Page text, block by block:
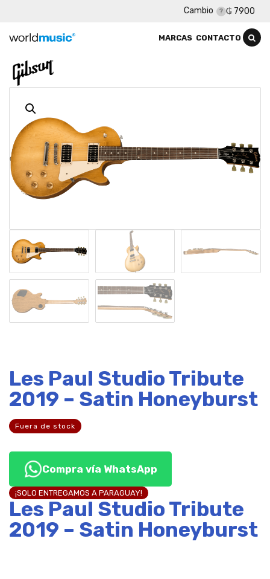
Cambio ₲ 7900
MARCAS CONTACTO
Les Paul Studio Tribute
2019 – Satin Honeyburst
Fuera de stock
Compra vía WhatsApp
¡SOLO ENTREGAMOS A PARAGUAY!
Les Paul Studio Tribute
2019 – Satin Honeyburst